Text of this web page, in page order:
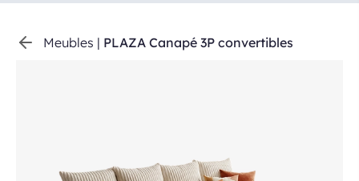
Meubles | PLAZA Canapé 3P convertibles